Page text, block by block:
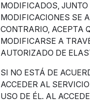
MODIFICADOS,
MODIFICACIONES SE
CONTRARIO, ACEPTA
MODIFICARSE A
AUTORIZADO DE
SI NO ESTÁ DE
ACCEDER AL
USO DE ÉL. AL